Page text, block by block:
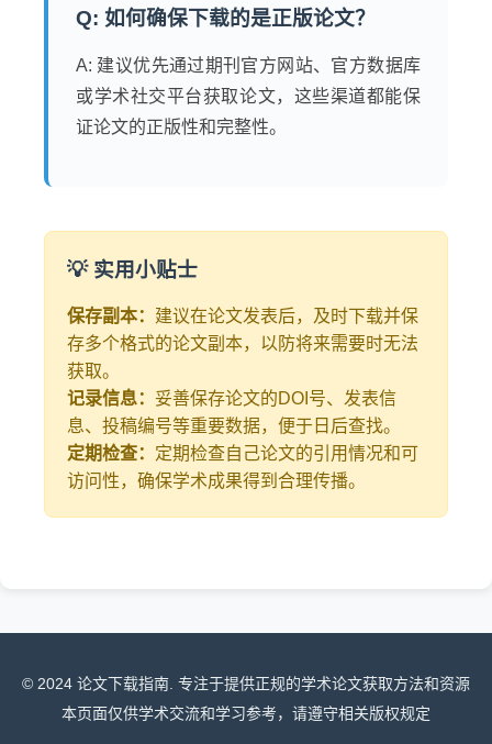
Q: 如何确保下载的是正版论文？
A: 建议优先通过期刊官方网站、官方数据库
或学术社交平台获取论文，这些渠道都能保
证论文的正版性和完整性。
💡 实用小贴士
保存副本： 建议在论文发表后，及时下载并保
存多个格式的论文副本，以防将来需要时无法
获取。
记录信息： 妥善保存论文的DOI号、发表信
息、投稿编号等重要数据，便于日后查找。
定期检查： 定期检查自己论文的引用情况和可
访问性，确保学术成果得到合理传播。
© 2024 论文下载指南. 专注于提供正规的学术论文获取方法和资源
本页面仅供学术交流和学习参考，请遵守相关版权规定